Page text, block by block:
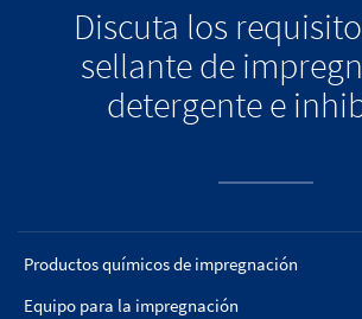
Discuta los
sellante de
detergente e
Productos químicos de impregnación
Equipo para la impregnación